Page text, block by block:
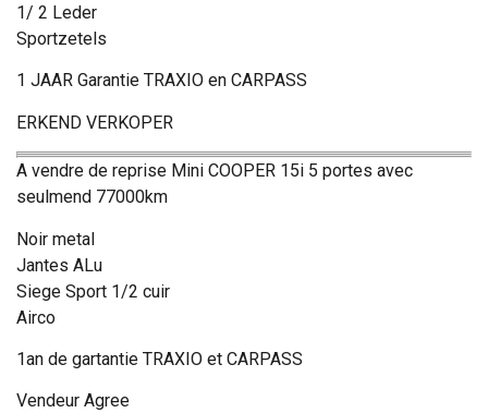
1/ 2 Leder
Sportzetels
1 JAAR Garantie TRAXIO en CARPASS
ERKEND VERKOPER
A vendre de reprise Mini COOPER 15i 5 portes avec
seulmend 77000km
Noir metal
Jantes ALu
Siege Sport 1/2 cuir
Airco
1an de gartantie TRAXIO et CARPASS
Vendeur Agree